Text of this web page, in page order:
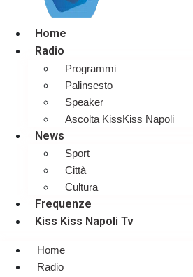
Home
Radio
Programmi
Palinsesto
Speaker
Ascolta KissKiss Napoli
News
Sport
Città
Cultura
Frequenze
Kiss Kiss Napoli Tv
Home
Radio